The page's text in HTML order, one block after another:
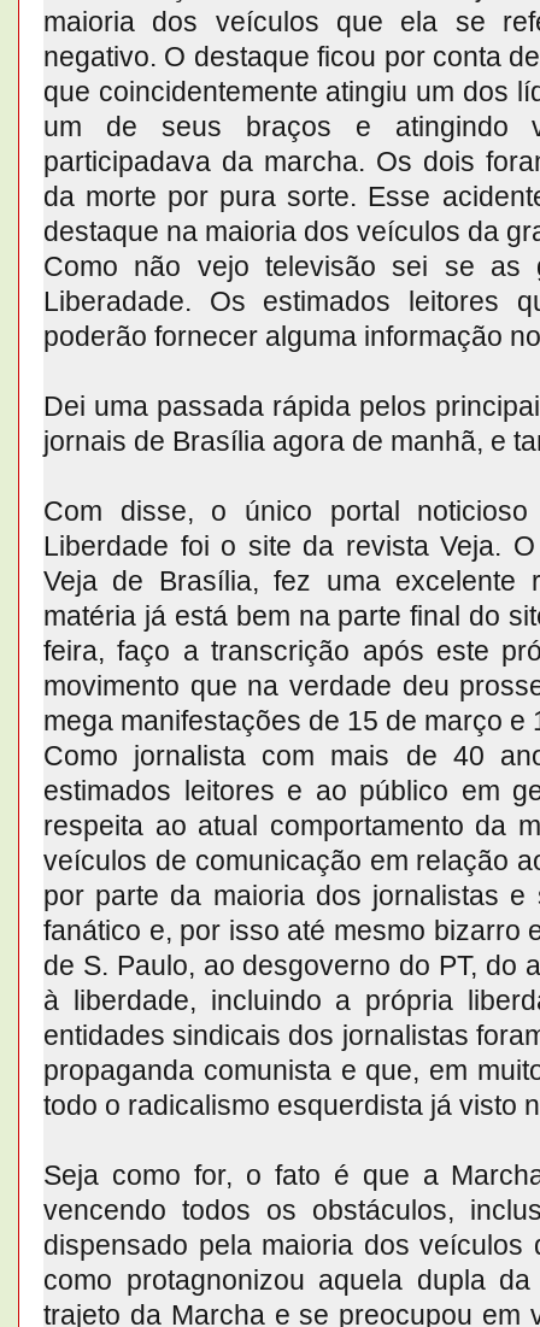
maioria dos veículos que ela se
negativo. O destaque ficou por conta
que coincidentemente atingiu um dos
um de seus braços e atingindo
participadava da marcha. Os dois
da morte por pura sorte. Esse
destaque na maioria dos veículos da
Como não vejo televisão sei se as
Liberadade. Os estimados leitores
poderão fornecer alguma informação
Dei uma passada rápida pelos
jornais de Brasília agora de manhã, e
Com disse, o único portal
Liberdade foi o site da revista Veja.
Veja de Brasília, fez uma excelente
matéria já está bem na parte final do
feira, faço a transcrição após este
movimento que na verdade deu
mega manifestações de 15 de março e
Como jornalista com mais de 40
estimados leitores e ao público em
respeita ao atual comportamento da
veículos de comunicação em relação
por parte da maioria dos jornalistas
fanático e, por isso até mesmo bizarro
de S. Paulo, ao desgoverno do PT, do
à liberdade, incluindo a própria
entidades sindicais dos jornalistas
propaganda comunista e que, em
todo o radicalismo esquerdista já visto
Seja como for, o fato é que a
vencendo todos os obstáculos,
dispensado pela maioria dos
como protagnonizou aquela dupla
trajeto da Marcha e se preocupou em